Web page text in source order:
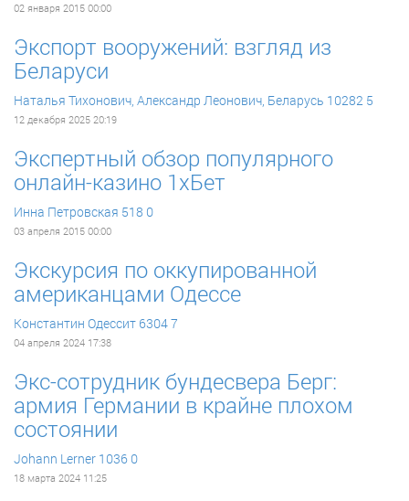
02 января 2015 00:00
Экспорт вооружений: взгляд из
Беларуси
Наталья Тихонович, Александр Леонович, Беларусь 10282 5
12 декабря 2025 20:19
Экспертный обзор популярного
онлайн-казино 1хБет
Инна Петровская 518 0
03 апреля 2015 00:00
Экскурсия по оккупированной
американцами Одессе
Константин Одессит 63047
04 апреля 2024 17:38
Экс-сотрудник бундесвера Берг:
армия Германии в крайне плохом
состоянии
Johann Lerner 1036 0
18 марта 2024 11:25